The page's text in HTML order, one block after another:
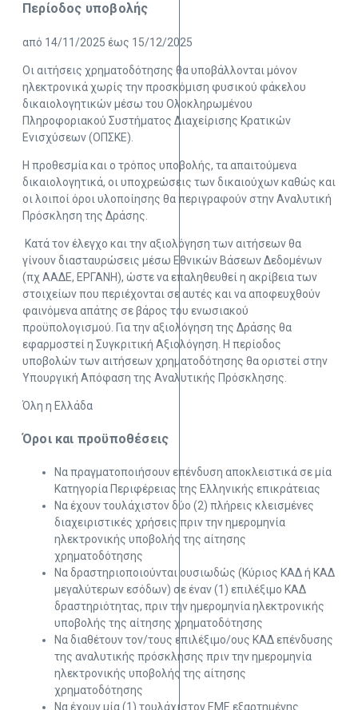
Περίοδος υποβολής
από 14/11/2025 έως 15/12/2025
Οι αιτήσεις χρηματοδότησης θα υποβάλλονται μόνον
ηλεκτρονικά χωρίς την προσκόμιση φυσικού φάκελου
δικαιολογητικών μέσω του Ολοκληρωμένου
Πληροφοριακού Συστήματος Διαχείρισης Κρατικών
Ενισχύσεων (ΟΠΣΚΕ).
Η προθεσμία και ο τρόπος υποβολής, τα απαιτούμενα
δικαιολογητικά, οι υποχρεώσεις των δικαιούχων καθώς και
οι λοιποί όροι υλοποίησης θα περιγραφούν στην Αναλυτική
Πρόσκληση της Δράσης.
Κατά τον έλεγχο και την αξιολόγηση των αιτήσεων θα
γίνουν διασταυρώσεις μέσω Εθνικών Βάσεων Δεδομένων
(πχ ΑΑΔΕ, ΕΡΓΑΝΗ), ώστε να επαληθευθεί η ακρίβεια των
στοιχείων που περιέχονται σε αυτές και να αποφευχθούν
φαινόμενα απάτης σε βάρος του ενωσιακού
προϋπολογισμού. Για την αξιολόγηση της Δράσης θα
εφαρμοστεί η Συγκριτική Αξιολόγηση. Η περίοδος
υποβολών των αιτήσεων χρηματοδότησης θα οριστεί στην
Υπουργική Απόφαση της Αναλυτικής Πρόσκλησης.​
Όλη η Ελλάδα
Όροι και προϋποθέσεις
​Να πραγματοποιήσουν επένδυση αποκλειστικά σε μία
Κατηγορία Περιφέρειας της Ελληνικής επικράτειας
Να έχουν τουλάχιστον δύο (2) πλήρεις κλεισμένες
διαχειριστικές χρήσεις πριν την ημερομηνία
ηλεκτρονικής υποβολής της αίτησης
χρηματοδότησης
Να δραστηριοποιούνται ουσιωδώς (Κύριος ΚΑΔ ή ΚΑΔ
μεγαλύτερων εσόδων) σε έναν (1) επιλέξιμο ΚΑΔ
δραστηριότητας, πριν την ημερομηνία ηλεκτρονικής
υποβολής της αίτησης χρηματοδότησης
Να διαθέτουν τον/τους επιλέξιμο/ους ΚΑΔ επένδυσης
της αναλυτικής πρόσκλησης πριν την ημερομηνία
ηλεκτρονικής υποβολής της αίτησης
χρηματοδότησης
Να έχουν μία (1) τουλάχιστον ΕΜΕ εξαρτημένης